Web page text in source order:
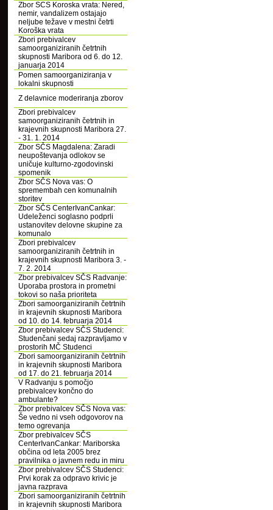
Zbor SCS Koroska vrata: Nered,
nemir, vandalizem ostajajo
neljube težave v mestni četrti
Koroška vrata
Zbori prebivalcev
samoorganiziranih četrtnih
skupnosti Maribora od 6. do 12.
januarja 2014
Pomen samoorganiziranja v
lokalni skupnosti
Z delavnice moderiranja zborov
Zbori prebivalcev
samoorganiziranih četrtnih in
krajevnih skupnosti Maribora 27.
- 31. 1. 2014
Zbor SČS Magdalena: Zaradi
neupoštevanja odlokov se
uničuje kulturno-zgodovinski
spomenik
Zbor SČS Nova vas: O
spremembah cen komunalnih
storitev
Zbor SČS CenterIvanCankar:
Udeleženci soglasno podprli
ustanovitev delovne skupine za
komunalo
Zbori prebivalcev
samoorganiziranih četrtnih in
krajevnih skupnosti Maribora 3. -
7. 2. 2014
Zbor prebivalcev SČS Radvanje:
Uporaba prostora in prometni
tokovi so naša prioriteta
Zbori samoorganiziranih četrtnih
in krajevnih skupnosti Maribora
od 10. do 14. februarja 2014
Zbor prebivalcev SČS Studenci:
Studenčani sedaj razpravljamo v
prostorih MČ Studenci
Zbori samoorganiziranih četrtnih
in krajevnih skupnosti Maribora
od 17. do 21. februarja 2014
V Radvanju s pomočjo
prebivalcev končno do
ambulante?
Zbor prebivalcev SČS Nova vas:
Še vedno ni vseh odgovorov na
temo ogrevanja
Zbor prebivalcev SČS
CenterIvanCankar: Mariborska
občina od leta 2005 brez
pravilnika o javnem redu in miru
Zbor prebivalcev SČS Studenci:
Prvi korak za odpravo krivic je
javna razprava
Zbori samoorganiziranih četrtnih
in krajevnih skupnosti Maribora